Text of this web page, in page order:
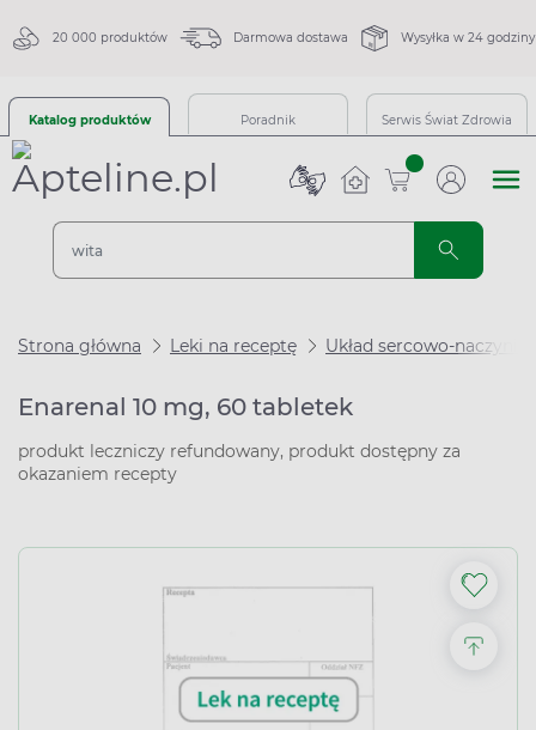
20 000 produktów Darmowa dostawa Wysyłka w 24 godziny
Katalog produktów Poradnik Serwis Świat Zdrowia
sztuk
Strona główna Leki na receptę Układ sercowo-
Enarenal 10 mg, 60 tabletek
produkt leczniczy refundowany, produkt dostępny za
okazaniem recepty